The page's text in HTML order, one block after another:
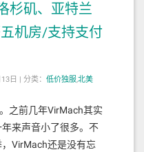
杉矶、亚特兰
机房/支持支付
日 | 分类： 低价独服,北美
之前几年VirMach其实
来声音小了很多。不
VirMach还是没有忘